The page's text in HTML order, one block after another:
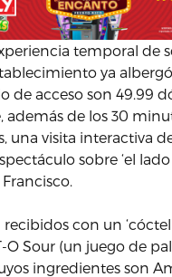
temporal de
ya
de acceso son 49.99
además de los 30
una visita interactiva
sobre ‘el lado
recibidos con un
O Sour (un juego de
ingredientes son